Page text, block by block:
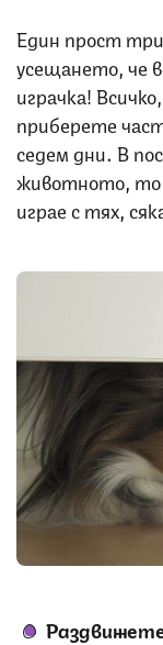
Един прост
усещането, че
играчка!
приберете
седем дни. В
животното, то
играе с тях,